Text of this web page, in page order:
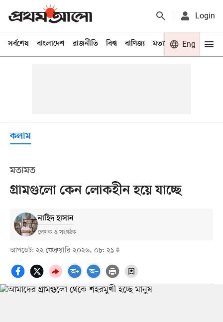
Login
সর্বশেষ বাংলাদেশ রাজনীতি বিশ্ব বাণিজ্য মতামত খেলা
Eng
কলাম
মতামত
গ্রামগুলো কেন লোকহীন হয়ে যাচ্ছে
নাহিদ হাসান
লেখক ও সংগঠক
আপডেট: ২২ ফেব্রুয়ারি ২০২৬, ০৮: ২১